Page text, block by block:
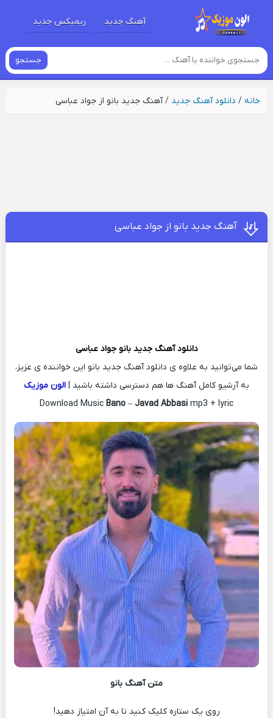
آهنگ جدید ریمیکس جدید
جستجو
خانه/ دانلود آهنگ جدید /آهنگ جدید بانو از جواد عباسی
آهنگ جدید بانو از جواد عباسی
دانلود آهنگ جدید بانوجواد عباسی
شما می‌توانید به علاوه ی دانلود آهنگ جدید بانو این خواننده ی عزیز،
به آرشیو کامل آهنگ ها هم دسترسی داشته باشید | الون موزیک
Download Music Bano – Javad Abbasi mp3 + lyric
متن آهنگ بانو
روی یک ستاره کلیک کنید تا به آن امتیاز دهید!